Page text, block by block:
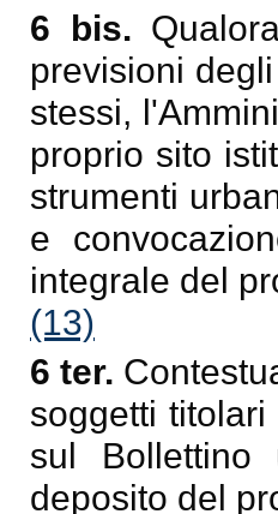
6 bis.
previsioni
stessi,
proprio sito
strumenti
e
integrale del
(13)
6 ter.
soggetti
sul Bollettino
deposito del